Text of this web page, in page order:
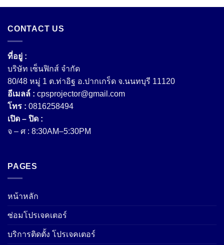
CONTACT US
ที่อยู่ :
บริษัท เซ็นฟิกส์ จํากัด
80/48 หมู่ 1 ต.ท่าอิฐ อ.ปากเกร็ด จ.นนทบุรี 11120
อีเมลล์ : cpsprojector@gmail.com
โทร : 0816258494
เปิด – ปิด :
จ – ศ : 8:30AM–5:30PM
PAGES
หน้าหลัก
ซ่อมโปรเจคเตอร์
บริการติดตั้ง โปรเจคเตอร์